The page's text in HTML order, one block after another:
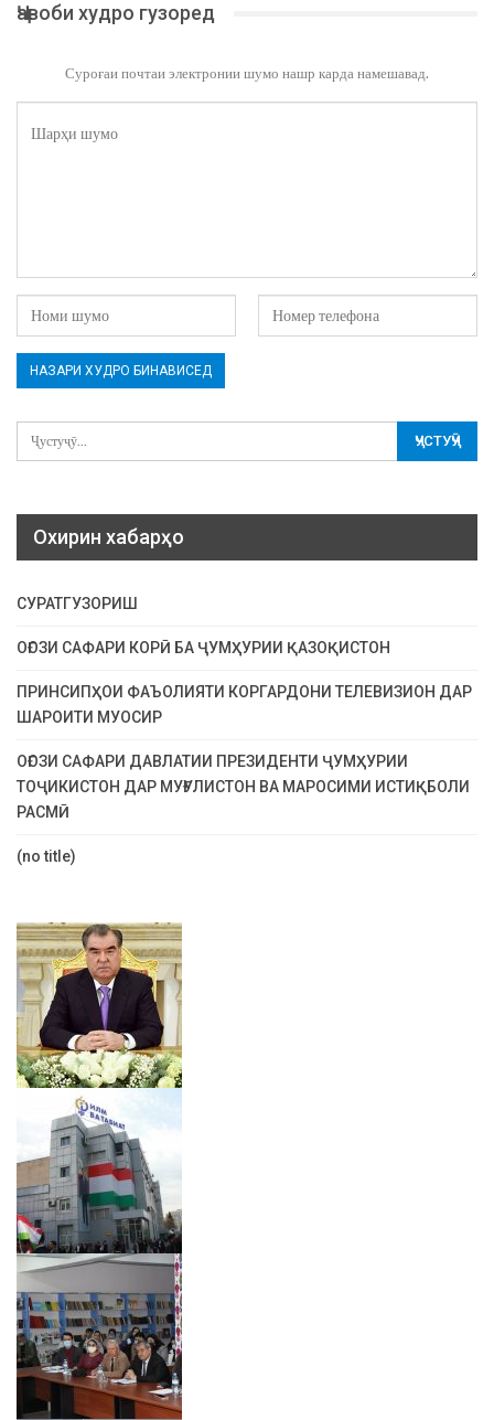
Ҷавоби худро гузоред
Суроғаи почтаи электронии шумо нашр карда намешавад.
Охирин хабарҳо
СУРАТГУЗОРИШ
ОҒОЗИ САФАРИ КОРӢ БА ҶУМҲУРИИ ҚАЗОҚИСТОН
ПРИНСИПҲОИ ФАЪОЛИЯТИ КОРГАРДОНИ ТЕЛЕВИЗИОН ДАР
ШАРОИТИ МУОСИР
ОҒОЗИ САФАРИ ДАВЛАТИИ ПРЕЗИДЕНТИ ҶУМҲУРИИ
ТОҶИКИСТОН ДАР МУҒУЛИСТОН ВА МАРОСИМИ ИСТИҚБОЛИ
РАСМӢ
(no title)